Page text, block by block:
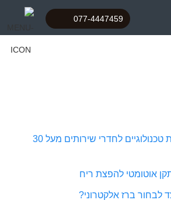
077-4447459
קלינטק פרקטי – פתרונות טכנולוגיים לחדרי שירותים מעל 30
אוטומטי להפצת ריח
לבחור ברז אלקטרוני?